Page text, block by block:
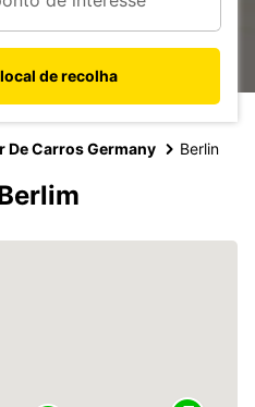
de recolha
De Carros Germany Berlin